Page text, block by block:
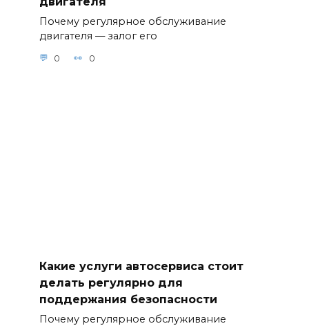
Почему регулярное обслуживание
двигателя — залог его
0 0
Какие услуги автосервиса стоит
делать регулярно для
поддержания безопасности
Почему регулярное обслуживание